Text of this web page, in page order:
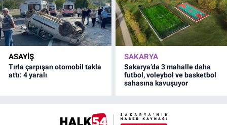
ASAYİŞ
Tırla çarpışan otomobil takla
attı: 4 yaralı
SAKARYA
Sakarya’da 3 mahalle daha
futbol, voleybol ve basketbol
sahasına kavuşuyor